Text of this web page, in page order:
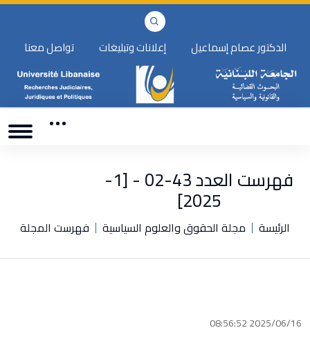
الدكتور عصام إسماعيل إعلانات وتبليغات تواصل معنا
فهرست العدد 43-02 - [1-
2025]
الرئيسة مجلة الحقوق والعلوم السياسية فهرست المجلة
2025/06/16 08:56:52